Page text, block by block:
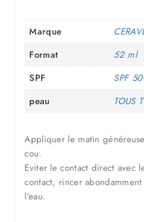
Marque
Format
52 ml
SPF
SPF
peau
TOUS
Appliquer le matin
cou.
Eviter le contact direct avec
contact, rincer
l'eau.